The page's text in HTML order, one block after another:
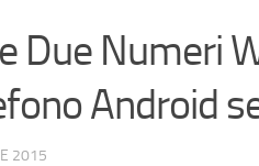
Due Numeri
Android
2015